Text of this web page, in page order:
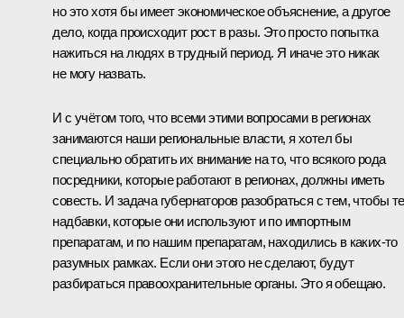
но это хотя бы имеет экономическое объяснение, а другое
дело, когда происходит рост в разы. Это просто попытка
нажиться на людях в трудный период. Я иначе это никак
не могу назвать.
И с учётом того, что всеми этими вопросами в регионах
занимаются наши региональные власти, я хотел бы
специально обратить их внимание на то, что всякого рода
посредники, которые работают в регионах, должны иметь
совесть. И задача губернаторов разобраться с тем, чтобы те
надбавки, которые они используют и по импортным
препаратам, и по нашим препаратам, находились в каких‑то
разумных рамках. Если они этого не сделают, будут
разбираться правоохранительные органы. Это я обещаю.